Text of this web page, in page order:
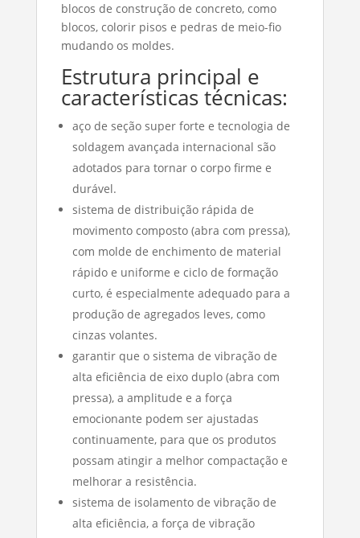
blocos de construção de concreto, como
blocos, colorir pisos e pedras de meio-fio
mudando os moldes.
Estrutura principal e
características técnicas:
aço de seção super forte e tecnologia de
soldagem avançada internacional são
adotados para tornar o corpo firme e
durável.
sistema de distribuição rápida de
movimento composto (abra com pressa),
com molde de enchimento de material
rápido e uniforme e ciclo de formação
curto, é especialmente adequado para a
produção de agregados leves, como
cinzas volantes.
garantir que o sistema de vibração de
alta eficiência de eixo duplo (abra com
pressa), a amplitude e a força
emocionante podem ser ajustadas
continuamente, para que os produtos
possam atingir a melhor compactação e
melhorar a resistência.
sistema de isolamento de vibração de
alta eficiência, a força de vibração